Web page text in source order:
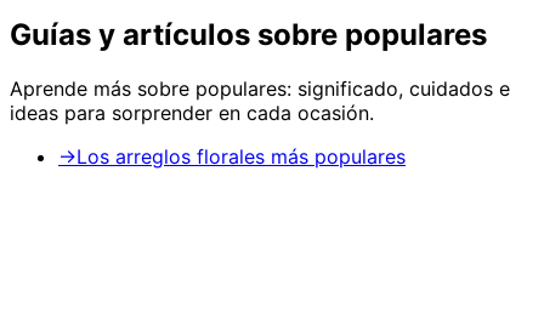
Guías y artículos sobre populares
Aprende más sobre populares: significado, cuidados e
ideas para sorprender en cada ocasión.
→Los arreglos florales más populares